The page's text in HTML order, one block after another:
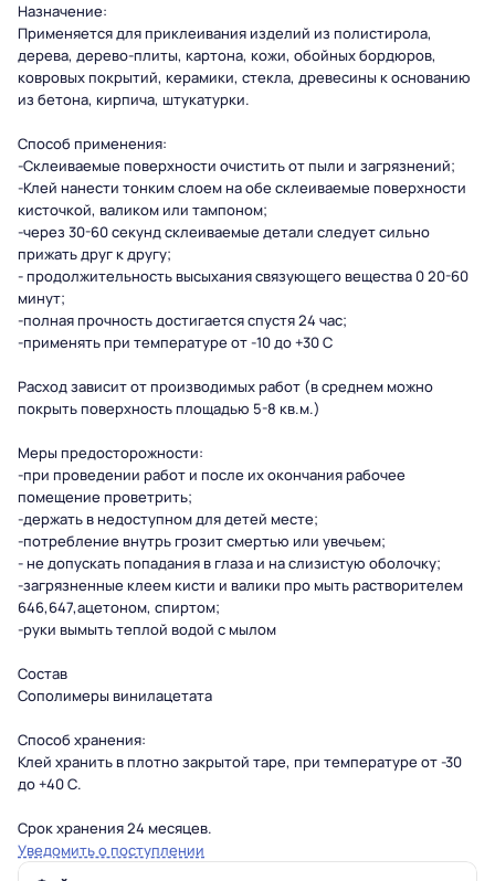
Назначение:
Применяется для приклеивания изделий из полистирола,
дерева, дерево-плиты, картона, кожи, обойных бордюров,
ковровых покрытий, керамики, стекла, древесины к основанию
из бетона, кирпича, штукатурки.
Способ применения:
-Склеиваемые поверхности очистить от пыли и загрязнений;
-Клей нанести тонким слоем на обе склеиваемые поверхности
кисточкой, валиком или тампоном;
-через 30-60 секунд склеиваемые детали следует сильно
прижать друг к другу;
- продолжительность высыхания связующего вещества 0 20-60
минут;
-полная прочность достигается спустя 24 час;
-применять при температуре от -10 до +30 С
Расход зависит от производимых работ (в среднем можно
покрыть поверхность площадью 5-8 кв.м.)
Меры предосторожности:
-при проведении работ и после их окончания рабочее
помещение проветрить;
-держать в недоступном для детей месте;
-потребление внутрь грозит смертью или увечьем;
- не допускать попадания в глаза и на слизистую оболочку;
-загрязненные клеем кисти и валики про мыть растворителем
646,647,ацетоном, спиртом;
-руки вымыть теплой водой с мылом
Состав
Сополимеры винилацетата
Способ хранения:
Клей хранить в плотно закрытой таре, при температуре от -30
до +40 С.
Срок хранения 24 месяцев.
Уведомить о поступлении